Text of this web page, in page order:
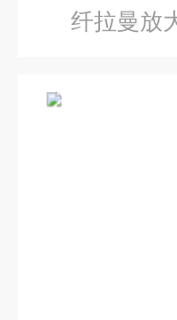
纤拉曼放